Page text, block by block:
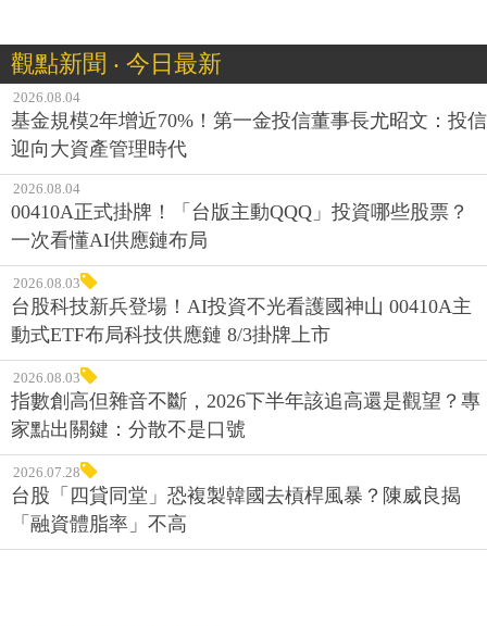
觀點新聞 ‧ 今日最新
2026.08.04
基金規模2年增近70%！第一金投信董事長尤昭文：投信
迎向大資產管理時代
2026.08.04
00410A正式掛牌！「台版主動QQQ」投資哪些股票？
一次看懂AI供應鏈布局
2026.08.03
台股科技新兵登場！AI投資不光看護國神山 00410A主
動式ETF布局科技供應鏈 8/3掛牌上市
2026.08.03
指數創高但雜音不斷，2026下半年該追高還是觀望？專
家點出關鍵：分散不是口號
2026.07.28
台股「四貸同堂」恐複製韓國去槓桿風暴？陳威良揭
「融資體脂率」不高